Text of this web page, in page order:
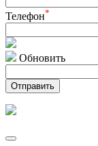
Телефон*
Обновить